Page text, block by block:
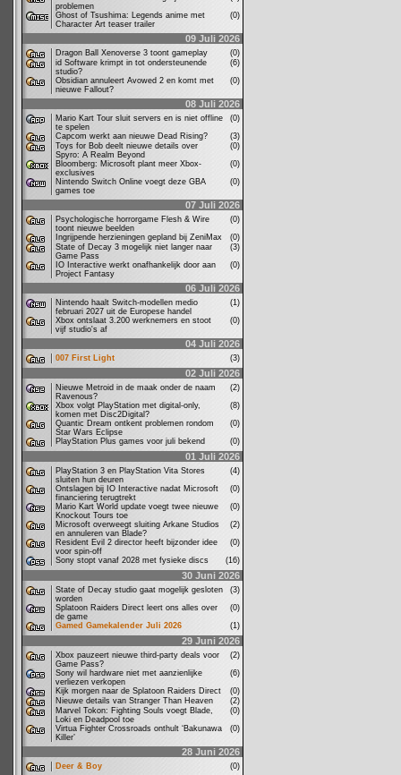
problemen
Ghost of Tsushima: Legends anime met
Character Art teaser trailer
(0)
09 Juli 2026
Dragon Ball Xenoverse 3 toont gameplay
(0)
id Software krimpt in tot ondersteunende
studio?
(6)
Obsidian annuleert Avowed 2 en komt met
nieuwe Fallout?
(0)
08 Juli 2026
Mario Kart Tour sluit servers en is niet offline
te spelen
(0)
Capcom werkt aan nieuwe Dead Rising?
(3)
Toys for Bob deelt nieuwe details over
Spyro: A Realm Beyond
(0)
Bloomberg: Microsoft plant meer Xbox-
exclusives
(0)
Nintendo Switch Online voegt deze GBA
games toe
(0)
07 Juli 2026
Psychologische horrorgame Flesh & Wire
toont nieuwe beelden
(0)
Ingrijpende herzieningen gepland bij ZeniMax
(0)
State of Decay 3 mogelijk niet langer naar
Game Pass
(3)
IO Interactive werkt onafhankelijk door aan
Project Fantasy
(0)
06 Juli 2026
Nintendo haalt Switch-modellen medio
februari 2027 uit de Europese handel
(1)
Xbox ontslaat 3.200 werknemers en stoot
vijf studio's af
(0)
04 Juli 2026
007 First Light (3)
02 Juli 2026
Nieuwe Metroid in de maak onder de naam
Ravenous?
(2)
Xbox volgt PlayStation met digital-only,
komen met Disc2Digital?
(8)
Quantic Dream ontkent problemen rondom
Star Wars Eclipse
(0)
PlayStation Plus games voor juli bekend
(0)
01 Juli 2026
PlayStation 3 en PlayStation Vita Stores
sluiten hun deuren
(4)
Ontslagen bij IO Interactive nadat Microsoft
financiering terugtrekt
(0)
Mario Kart World update voegt twee nieuwe
Knockout Tours toe
(0)
Microsoft overweegt sluiting Arkane Studios
en annuleren van Blade?
(2)
Resident Evil 2 director heeft bijzonder idee
voor spin-off
(0)
Sony stopt vanaf 2028 met fysieke discs
(16)
30 Juni 2026
State of Decay studio gaat mogelijk gesloten
worden
(3)
Splatoon Raiders Direct leert ons alles over
de game
(0)
Gamed Gamekalender Juli 2026
(1)
29 Juni 2026
Xbox pauzeert nieuwe third-party deals voor
Game Pass?
(2)
Sony wil hardware niet met aanzienlijke
verliezen verkopen
(6)
Kijk morgen naar de Splatoon Raiders Direct
(0)
Nieuwe details van Stranger Than Heaven
(2)
Marvel Tokon: Fighting Souls voegt Blade,
Loki en Deadpool toe
(0)
Virtua Fighter Crossroads onthult ‘Bakunawa
Killer’
(0)
28 Juni 2026
Deer & Boy (0)